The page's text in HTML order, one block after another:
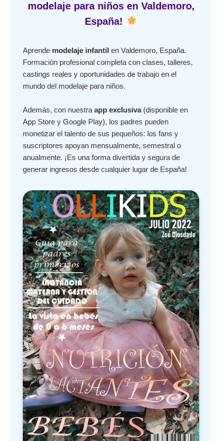
modelaje para niños en Valdemoro,
España!
Aprende modelaje infantil en Valdemoro, España.
Formación profesional completa con clases, talleres,
castings reales y oportunidades de trabajo en el
mundo del modelaje para niños.
Además, con nuestraapp exclusiva(disponible en
App Store y Google Play), los padres pueden
monetizar el talento de sus pequeños: los fans y
suscriptores apoyan mensualmente, semestral o
anualmente. ¡Es una forma divertida y segura de
generar ingresos desde cualquier lugar de España!